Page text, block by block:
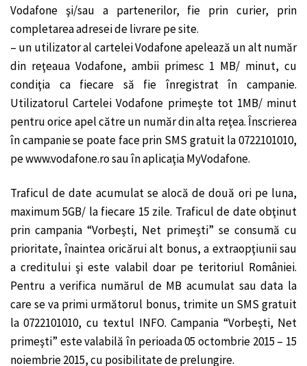
Vodafone şi/sau a partenerilor, fie prin curier, prin
completarea adresei de livrare pe site.
– un utilizator al cartelei Vodafone apelează un alt număr
din reţeaua Vodafone, ambii primesc 1 MB/ minut, cu
condiţia ca fiecare să fie înregistrat în campanie.
Utilizatorul Cartelei Vodafone primeşte tot 1MB/ minut
pentru orice apel către un număr din alta reţea. Înscrierea
în campanie se poate face prin SMS gratuit la 0722101010,
pe www.vodafone.ro sau în aplicaţia MyVodafone.
Traficul de date acumulat se alocă de două ori pe luna,
maximum 5GB/ la fiecare 15 zile. Traficul de date obţinut
prin campania “Vorbeşti, Net primeşti” se consumă cu
prioritate, înaintea oricărui alt bonus, a extraopţiunii sau
a creditului şi este valabil doar pe teritoriul României.
Pentru a verifica numărul de MB acumulat sau data la
care se va primi următorul bonus, trimite un SMS gratuit
la 0722101010, cu textul INFO. Campania “Vorbeşti, Net
primeşti” este valabilă în perioada 05 octombrie 2015 – 15
noiembrie 2015, cu posibilitate de prelungire.